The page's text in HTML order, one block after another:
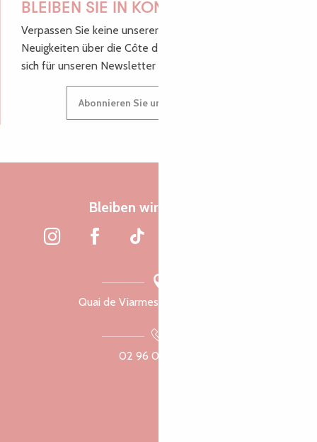
BLEIBEN SIE IN KONTAKT!
Verpassen Sie keine unserer guten Tipps und
Neuigkeiten über die Côte de Granit Rose, melden Sie
sich für unseren Newsletter an.
Abonnieren Sie unseren Newsletter
Bleiben wir verbunden
Quai de Viarmes, 22300 Lannion
02 96 05 60 70